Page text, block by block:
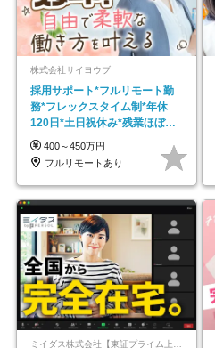
株式会社サイヨウブ
採用サポート*フルリモート勤
務*フレックスタイム制*年休
120日*土日祝休み*残業ほぼな
し*育児中社員8割以上
400～450万円
フルリモートあり
ミイダス株式会社【東証プライム上場パーソルグループ】